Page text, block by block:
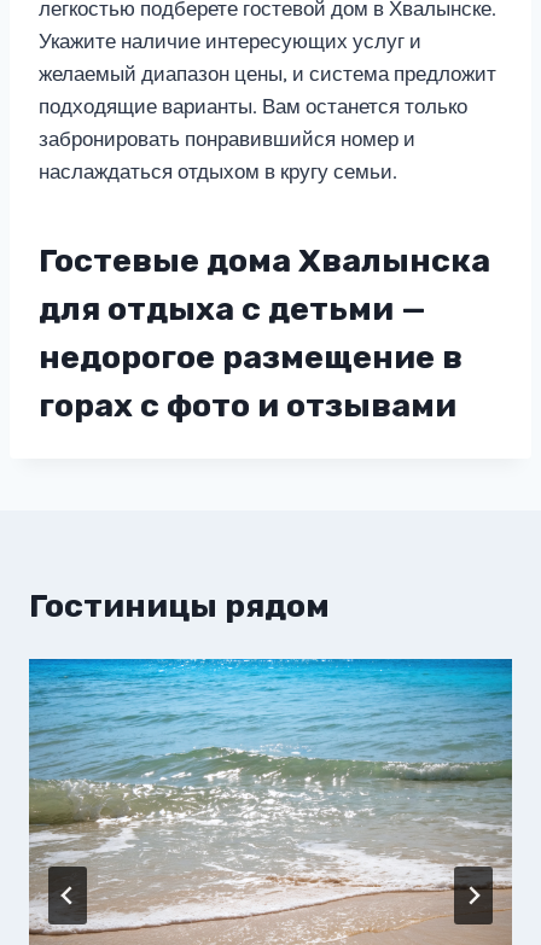
легкостью подберете гостевой дом в Хвалынске.
Укажите наличие интересующих услуг и
желаемый диапазон цены, и система предложит
подходящие варианты. Вам останется только
забронировать понравившийся номер и
наслаждаться отдыхом в кругу семьи.
Гостевые дома Хвалынска
для отдыха с детьми —
недорогое размещение в
горах с фото и отзывами
Гостиницы рядом